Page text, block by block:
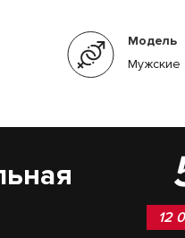
Модель
Мужские
12